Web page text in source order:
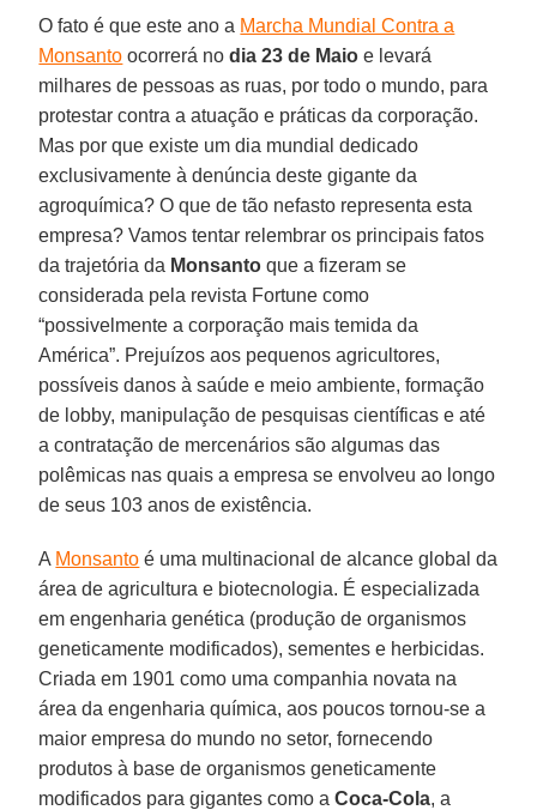
O fato é que este ano a Marcha Mundial Contra a
Monsanto ocorrerá nodia 23 de Maio e levará
milhares de pessoas as ruas, por todo o mundo, para
protestar contra a atuação e práticas da corporação.
Mas por que existe um dia mundial dedicado
exclusivamente à denúncia deste gigante da
agroquímica? O que de tão nefasto representa esta
empresa? Vamos tentar relembrar os principais fatos
da trajetória da Monsanto que a fizeram se
considerada pela revista Fortune como
“possivelmente a corporação mais temida da
América”. Prejuízos aos pequenos agricultores,
possíveis danos à saúde e meio ambiente, formação
de lobby, manipulação de pesquisas científicas e até
a contratação de mercenários são algumas das
polêmicas nas quais a empresa se envolveu ao longo
de seus 103 anos de existência.
A Monsanto é uma multinacional de alcance global da
área de agricultura e biotecnologia. É especializada
em engenharia genética (produção de organismos
geneticamente modificados), sementes e herbicidas.
Criada em 1901 como uma companhia novata na
área da engenharia química, aos poucos tornou-se a
maior empresa do mundo no setor, fornecendo
produtos à base de organismos geneticamente
modificados para gigantes como aCoca-Cola, a